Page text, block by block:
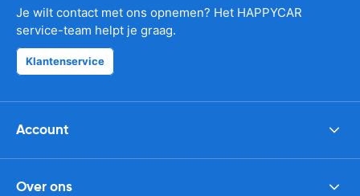
Je wilt contact met ons opnemen? Het HAPPYCAR
service-team helpt je graag.
Klantenservice
Account
Over ons